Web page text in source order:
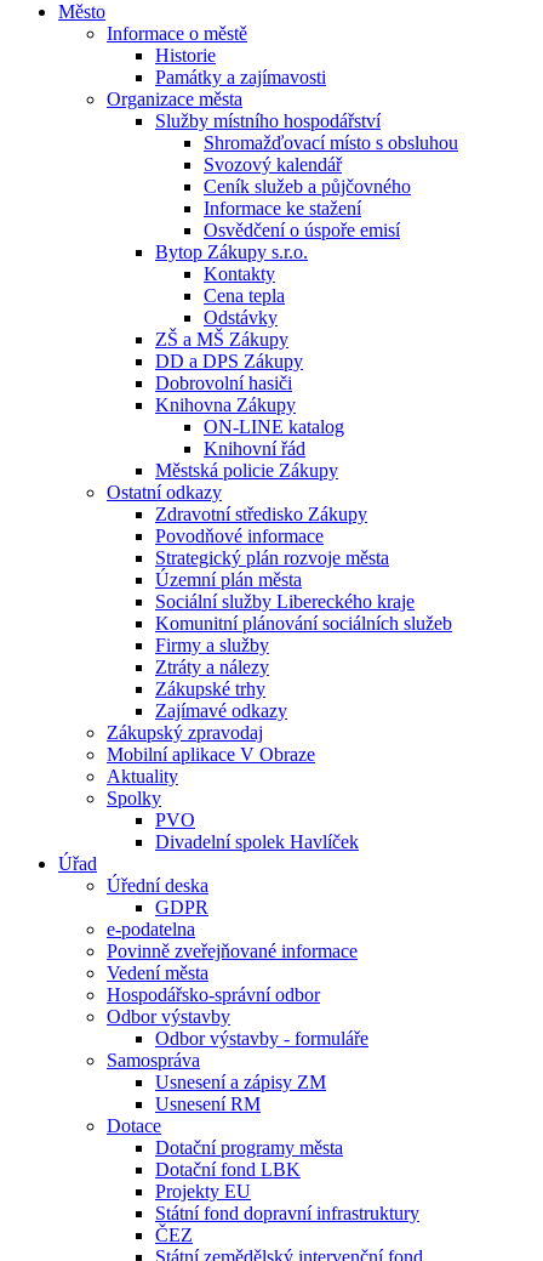
Město
Informace o městě
Historie
Památky a zajímavosti
Organizace města
Služby místního hospodářství
Shromažďovací místo s obsluhou
Svozový kalendář
Ceník služeb a půjčovného
Informace ke stažení
Osvědčení o úspoře emisí
Bytop Zákupy s.r.o.
Kontakty
Cena tepla
Odstávky
ZŠ a MŠ Zákupy
DD a DPS Zákupy
Dobrovolní hasiči
Knihovna Zákupy
ON-LINE katalog
Knihovní řád
Městská policie Zákupy
Ostatní odkazy
Zdravotní středisko Zákupy
Povodňové informace
Strategický plán rozvoje města
Územní plán města
Sociální služby Libereckého kraje
Komunitní plánování sociálních služeb
Firmy a služby
Ztráty a nálezy
Zákupské trhy
Zajímavé odkazy
Zákupský zpravodaj
Mobilní aplikace V Obraze
Aktuality
Spolky
PVO
Divadelní spolek Havlíček
Úřad
Úřední deska
GDPR
e-podatelna
Povinně zveřejňované informace
Vedení města
Hospodářsko-správní odbor
Odbor výstavby
Odbor výstavby - formuláře
Samospráva
Usnesení a zápisy ZM
Usnesení RM
Dotace
Dotační programy města
Dotační fond LBK
Projekty EU
Státní fond dopravní infrastruktury
ČEZ
Státní zemědělský intervenční fond